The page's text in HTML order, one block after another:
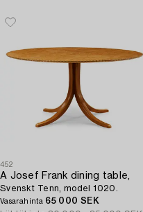
452
A Josef Frank dining table,
Svenskt Tenn, model 1020.
Vasarahinta 65 000 SEK